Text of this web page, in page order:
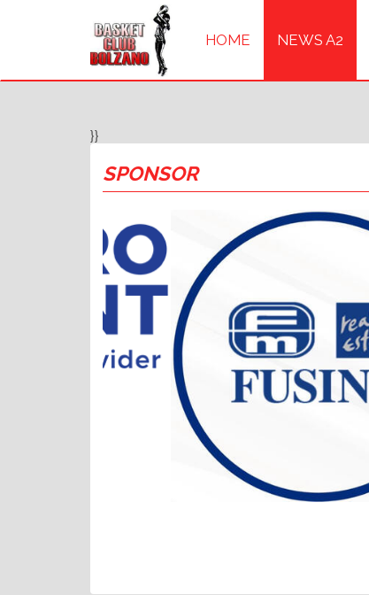
HOME NEWS A2
}}
SPONSOR